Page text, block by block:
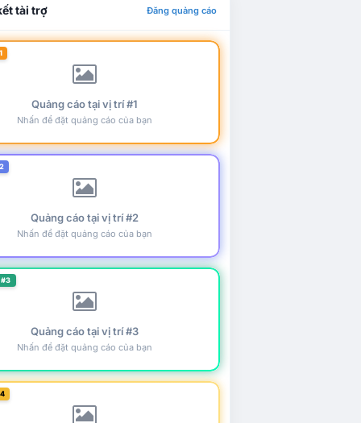
tài trợ Đăng quảng cáo
Quảng cáo tại vị trí #1
Nhấn để đặt quảng cáo của bạn
Quảng cáo tại vị trí #2
Nhấn để đặt quảng cáo của bạn
Quảng cáo tại vị trí #3
Nhấn để đặt quảng cáo của bạn